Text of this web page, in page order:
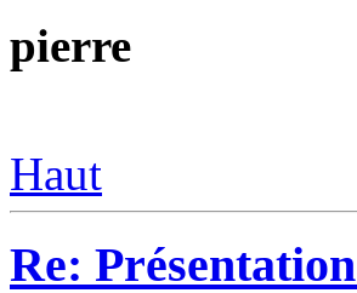
pierre
Haut
Re: